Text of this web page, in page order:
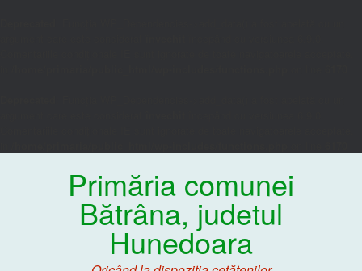
Primăria comunei
Bătrâna, judetul
Hunedoara